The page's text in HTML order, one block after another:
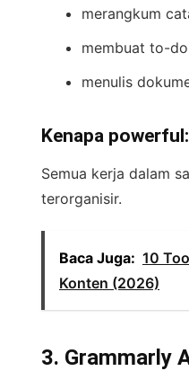
merangkum
membuat to-
menulis
Kenapa powerful:
Semua kerja dalam
terorganisir.
Baca Juga: 10
Konten (2026)
3. Grammarly